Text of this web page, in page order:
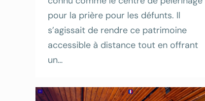
pour la prière pour les défunts. Il
s’agissait de rendre ce patrimoine
accessible à distance tout en offrant
un…